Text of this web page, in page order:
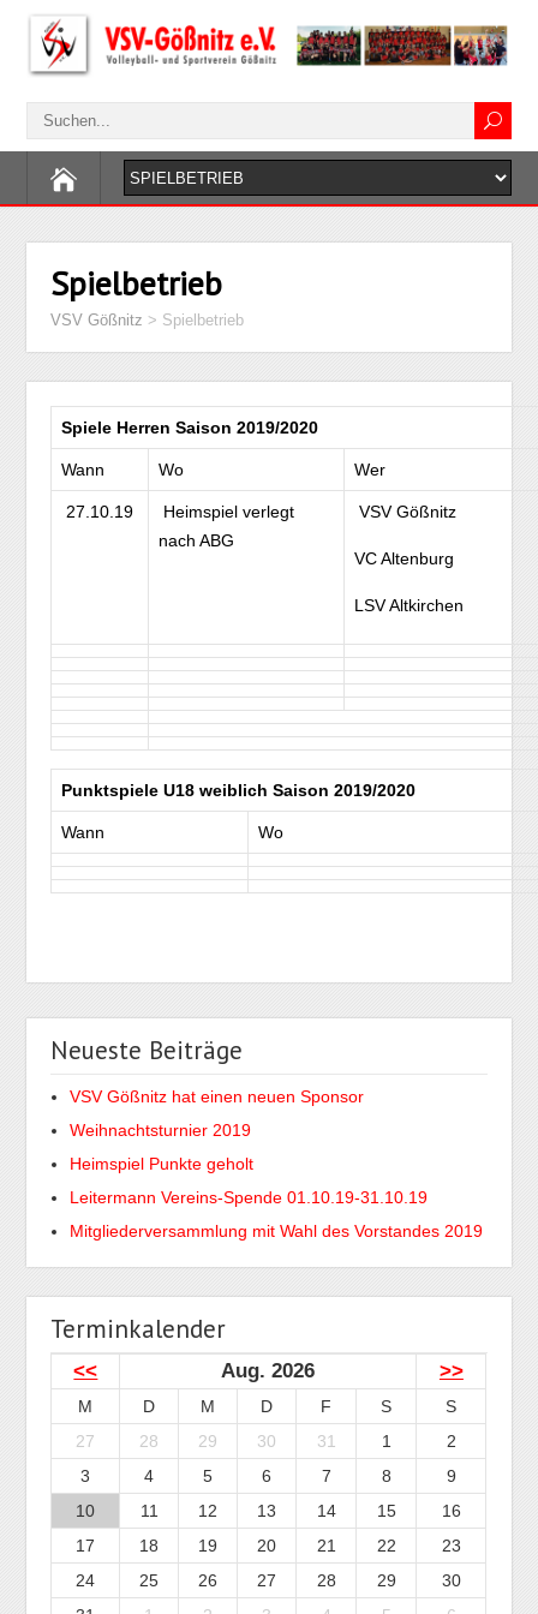
Spielbetrieb
VSV Gößnitz > Spielbetrieb
Spiele Herren Saison 2019/2020
Wann Wo Wer
27.10.19
Heimspiel verlegt
nach ABG
VSV Gößnitz
VC Altenburg
LSV Altkirchen
Punktspiele U18 weiblich Saison 2019/2020
Wann Wo
Neueste Beiträge
VSV Gößnitz hat einen neuen Sponsor
Weihnachtsturnier 2019
Heimspiel Punkte geholt
Leitermann Vereins-Spende 01.10.19-31.10.19
Mitgliederversammlung mit Wahl des Vorstandes 2019
Terminkalender
<< Aug. 2026 >>
M D M D F S
S
27
28 29 30 31 1
2
3
4 5 6 7 8
9
10
11 12 13 14 15
16
17
18 19 20 21 22
23
24
25 26 27 28 29
30